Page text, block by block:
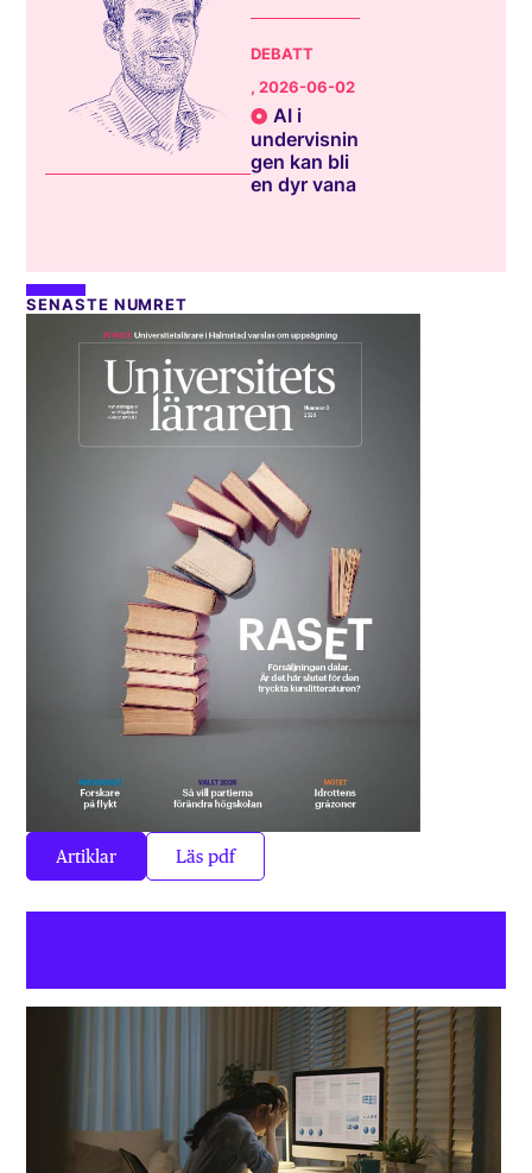
DEBATT
, 2026-06-02
AI i
undervisnin
gen kan bli
en dyr vana
SENASTE NUMRET
Artiklar Läs pdf